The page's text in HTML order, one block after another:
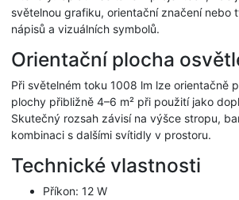
světelnou grafiku, orientační značení nebo
nápisů a vizuálních symbolů.
Orientační plocha
Při světelném toku 1008 lm lze orientačně
plochy přibližně 4–6 m² při použití jako
Skutečný rozsah závisí na výšce stropu,
kombinaci s dalšími svítidly v prostoru.
Technické vlastnosti
Příkon: 12 W